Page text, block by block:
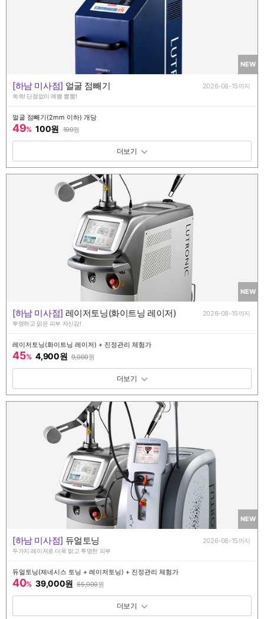
NEW
[하남 미사점] 얼굴 점빼기 2026-08-15까지
쏙쏙! 단점없이 예쁨 뿜뿜!
얼굴 점빼기(2mm 이하) 개당
49% 100원 199원
패키지 보기 토글
NEW
[하남 미사점] 레이저토닝(화이트닝 레이저) 2026-08-15까지
투명하고 맑은 피부 자신감!
레이저토닝(화이트닝 레이저) + 진정관리 체험가
45% 4,900원 9,000원
패키지 보기 토글
NEW
[하남 미사점] 듀얼토닝 2026-08-15까지
두가지 레이저로 더욱 맑고 투명한 피부
듀얼토닝(제네시스 토닝 + 레이저토닝) + 진정관리 체험가
40% 39,000원 65,000원
패키지 보기 토글